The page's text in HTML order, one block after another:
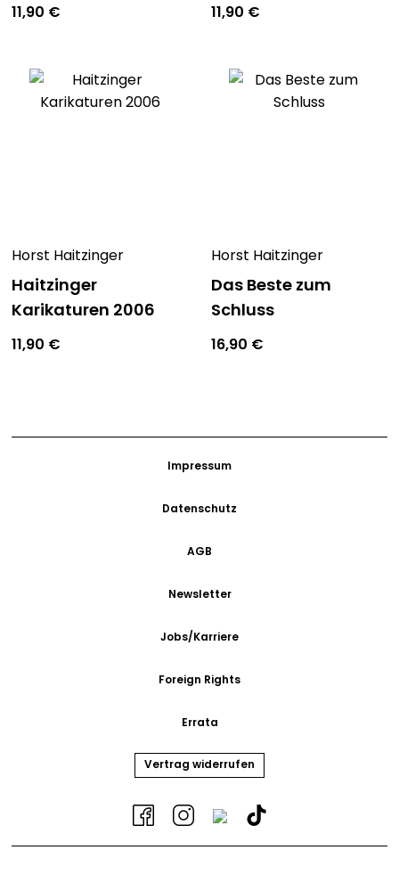
11,90 € 11,90 €
Horst Haitzinger
Haitzinger
Karikaturen 2006
11,90 €
Horst Haitzinger
Das Beste zum
Schluss
16,90 €
Impressum
Datenschutz
AGB
Newsletter
Jobs/Karriere
Foreign Rights
Errata
Vertrag widerrufen